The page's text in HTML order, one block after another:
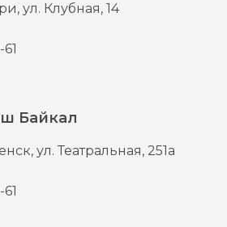
ул. Клубная, 14
Байкал
ул. Театральная, 251а